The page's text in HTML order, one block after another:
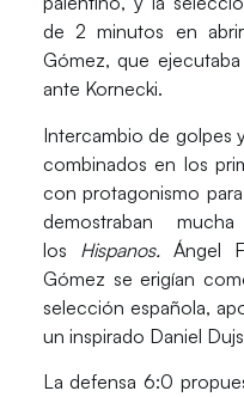
de 2 minutos en
Gómez, que
ante Kornecki.
Intercambio de golpes
combinados en los
con protagonismo
demostraban
los Hispanos. Ángel
Gómez se erigían
selección española,
un inspirado Daniel
La defensa 6:0